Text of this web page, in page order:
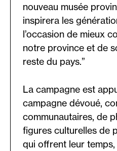
nouveau musée
inspirera les
l’occasion de mieux
notre province et de
reste du pays.”
La campagne est
campagne dévoué,
communautaires, de
figures culturelles de
qui offrent leur